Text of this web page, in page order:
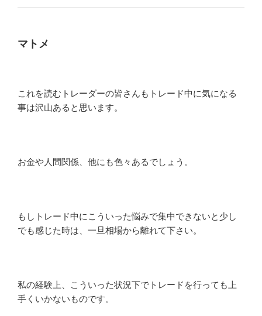
マトメ
これを読むトレーダーの皆さんもトレード中に気になる
事は沢山あると思います。
お金や人間関係、他にも色々あるでしょう。
もしトレード中にこういった悩みで集中できないと少し
でも感じた時は、一旦相場から離れて下さい。
私の経験上、こういった状況下でトレードを行っても上
手くいかないものです。